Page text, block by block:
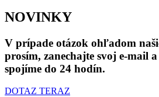
NOVINKY
V prípade otázok ohľadom
prosím, zanechajte svoj e-mail
spojíme do 24 hodín.
DOTAZ TERAZ